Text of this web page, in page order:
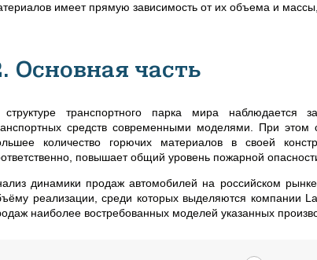
имеет прямую зависимость от их объема и
Основная часть
транспортного парка мира наблюдается
средств современными моделями. При этом
количество горючих материалов в своей
повышает общий уровень пожарной
динамики продаж автомобилей на российском
реализации, среди которых выделяются компании
наиболее востребованных моделей указанных